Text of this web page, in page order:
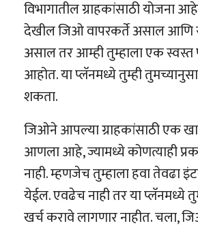
विभागातील ग्राहकांसाठी योजना
देखील जिओ वापरकर्ते असाल आणि
असाल तर आम्ही तुम्हाला एक स्वस्त
आहोत. या प्लॅनमध्ये तुम्ही
शकता.
जिओने आपल्या ग्राहकांसाठी एक
आणला आहे, ज्यामध्ये कोणत्याही
नाही. म्हणजेच तुम्हाला हवा तेवढा
येईल. एवढेच नाही तर या प्लॅनमध्ये
खर्च करावे लागणार नाहीत. चला,